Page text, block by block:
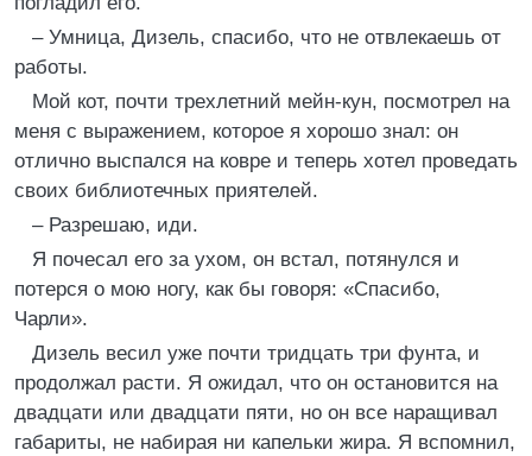
– Умница, Дизель, спасибо, что не отвлекаешь от
работы.
Мой кот, почти трехлетний мейн-кун, посмотрел на
меня с выражением, которое я хорошо знал: он
отлично выспался на ковре и теперь хотел проведать
своих библиотечных приятелей.
– Разрешаю, иди.
Я почесал его за ухом, он встал, потянулся и
потерся о мою ногу, как бы говоря: «Спасибо,
Чарли».
Дизель весил уже почти тридцать три фунта, и
продолжал расти. Я ожидал, что он остановится на
двадцати или двадцати пяти, но он все наращивал
габариты, не набирая ни капельки жира. Я вспомнил,